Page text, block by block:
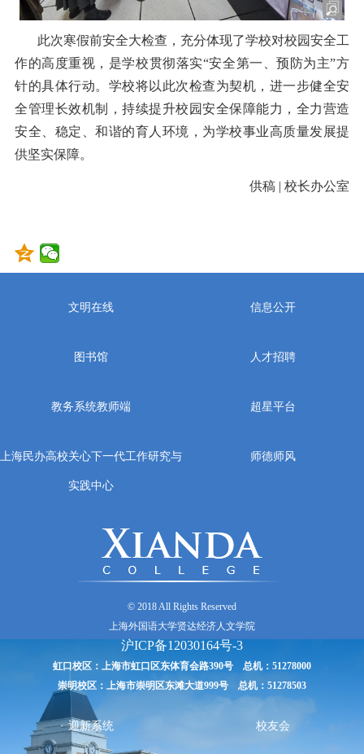
此次寒假前安全大检查，充分体现了学校对校园安全工
作的高度重视，是学校贯彻落实“安全第一、预防为主”方
针的具体行动。学校将以此次检查为契机，进一步健全安
全管理长效机制，持续提升校园安全保障能力，全力营造
安全、稳定、和谐的育人环境，为学校事业高质量发展提
供坚实保障。
供稿 | 校长办公室
文明在线 信息公开
图书馆 人才招聘
教务系统教师端 超星平台
上海民办高校关心下一代工作研究与
实践中心
师德师风
© 2018 All Rights Reserved
上海外国语大学贤达经济人文学院
沪ICP备12030164号-3
虹口校区：上海市虹口区东体育会路390号 总机：51278000
崇明校区：上海市崇明区东滩大道999号 总机：51278503
迎新系统 校友会